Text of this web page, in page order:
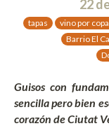
22
tapas vino por
Barrio El
Guisos con
sencilla pero bien
corazón de Ciutat